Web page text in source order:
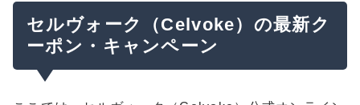
セルヴォーク（Celvoke）の最新ク
ーポン・キャンペーン